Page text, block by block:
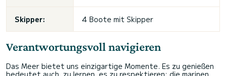
Skipper: 4 Boote mit Skipper
Verantwortungsvoll navigieren
Das Meer bietet uns einzigartige Momente. Es zu genießen
bedeutet auch, zu lernen, es zu respektieren: die marinen